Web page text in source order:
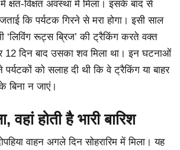
विक्षत अवस्था में मिला। इसके बाद से
कि पर्यटक गिरने से मरा होगा। इसी साल
‘लिविंग रूट्स ब्रिज’ की ट्रैकिंग करते वक्त
12 दिन बाद उसका शव मिला था। इन घटनाओं
को सलाह दी थी कि वे ट्रैकिंग या बाहर
बिना न जाएं।
वहां होती है भारी बारिश
वाहन अगले दिन सोहरारिम में मिला। यह